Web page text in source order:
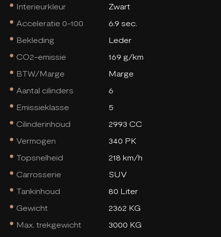
Interieurkleur
Zwart
Acceleratie 0-100
6.9 sec.
Bekleding
Leder
CO2-emissie
169 g/km
BTW/Marge
Marge
Aantal cilinders
6
Emissieklasse
5
Cilinderinhoud
2993 CC
Vermogen
340 PK
Topsnelheid
218 km/h
Carrosserie
SUV
Tankinhoud
80 Liter
Gewicht
2362 KG
Max. trekgewicht
3000 KG